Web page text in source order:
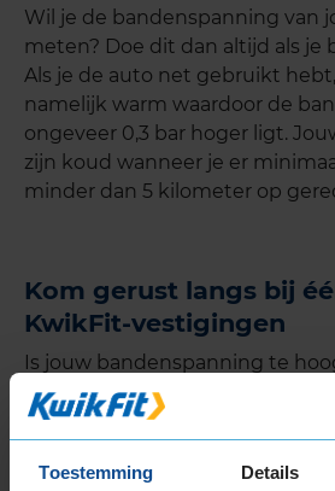
Toestemming Details
Wil je de bandenspanning van
meten? Doe dit dan altijd als je
Als je de auto net gebruikt
namelijk warm waardoor de
ongeveer 0,3 bar hoger ligt.
zijn koud wanneer je er
minder dan 5 kilometer op
Kom gerust langs bij
KwikFit-vestigingen
Is jouw bandenspanning te
de spanning dan zo snel
juiste hoogte. Dit kun je zelf
KwikFit-vestigingen.